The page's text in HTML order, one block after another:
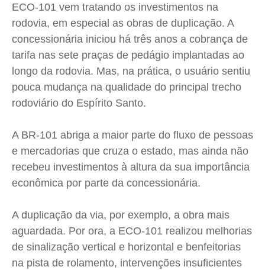
Anuncie
Termos de Uso
Privacidade
Anuncie
Termos de Uso
Privacidade
Anuncie
Termos de Uso
Privacidade
Anuncie
Termos de Uso
Privacidade
ECO-101 vem tratando os investimentos na
rodovia, em especial as obras de duplicação. A
concessionária iniciou há três anos a cobrança de
tarifa nas sete praças de pedágio implantadas ao
longo da rodovia. Mas, na prática, o usuário sentiu
pouca mudança na qualidade do principal trecho
rodoviário do Espírito Santo.
A BR-101 abriga a maior parte do fluxo de pessoas
e mercadorias que cruza o estado, mas ainda não
recebeu investimentos à altura da sua importância
econômica por parte da concessionária.
A duplicação da via, por exemplo, a obra mais
aguardada. Por ora, a ECO-101 realizou melhorias
de sinalização vertical e horizontal e benfeitorias
na pista de rolamento, intervenções insuficientes